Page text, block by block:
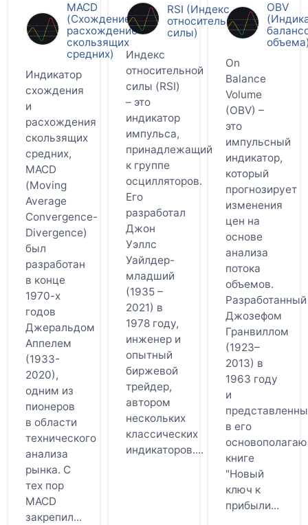
MACD
(Схождение-
расхождение
скользящих
средних)
Индикатор
схождения
и
расхождения
скользящих
средних,
MACD
(Moving
Average
Convergence-
Divergence)
был
разработан
в конце
1970-х
годов
Джеральдом
Аппелем
(1933-
2020),
одним из
пионеров
в области
технического
анализа
рынка. С
тех пор
MACD
закрепил...
RSI (Индекс
относительной
силы)
Индекс
относительной
силы (RSI)
– это
индикатор
импульса,
принадлежащий
к группе
осцилляторов.
Его
разработал
Джон
Уэллс
Уайлдер-
младший
(1935 –
2021) в
1978 году,
инженер и
опытный
биржевой
трейдер,
автором
нескольких
классических
индикаторов....
OBV
On
Balance
Volume
(OBV) –
это
импульсный
индикатор,
который
прогнозирует
изменения
цен на
основе
анализа
потока
объемов.
Разработанный
Джозефом
Гранвиллом
(1923–
2013) в
1963 году
и
в его
книге
"Новый
ключ к
прибыли...